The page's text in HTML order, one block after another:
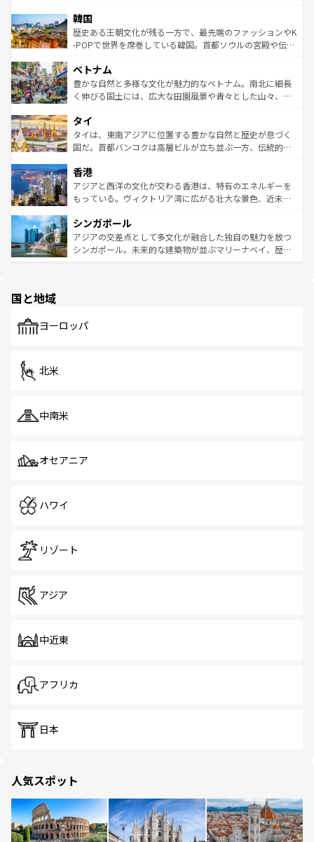
ワイを、存分に味わってほしい。 なお、新着のハワイ情報
はコンテンツ一覧を参照してほしい。
いる。アクティビティも充実しており、サーフィンやダイ
ビング、ハイキングなど、アウトドア好きにはたまらな
い。オーストラリアの多彩な魅力を存分に味わいつくそ
参照してほしい。
ン）、静ひつな山岳地帯である台湾東部など、都市の喧騒
と山間の静けさが共存しており、訪れる人に新しい発見と
驚きをもたらしてくれる。また、奥深い台湾の食文化も魅
容にもいいと評判のスイーツなど、バラエティ豊かな料理
が味わえる。 なお、新着の台湾情報は コンテンツ一覧を参
照してほしい。
韓国
歴史ある王朝文化が残る一方で、最先端のファッションやK
-POPで世界を席巻している韓国。首都ソウルの宮殿や伝統
き、地方に足を延ばせば四季折々の自然美を楽しむことが
できる。そして、キムチや焼肉、絶品のストリートフード
まで、さまざまな韓国料理が待っている。夜には、韓国な
リティに包まれながら、韓国の多彩な魅力を心ゆくまで味
わってみてほしい。 なお、新着の韓国情報はコンテンツ一
覧を参照してほしい。
ベトナム
豊かな自然と多様な文化が魅力的なベトナム。南北に細長
く伸びる国土には、広大な田園風景や青々とした山々、世
急速な発展と共に伝統が息づく。ハノイの古い町並みやホ
ーチミン市のフランス統治時代の建物も、独特の雰囲気を
醸し出している。また、バラエティの豊かさとおいしさで
とつ。フォーやバインミー、ベトナムコーヒーなどは、ぜ
ひ現地で味わいたい。どの地域を訪れてもあたたかい人々
が旅行者を迎えてくれるので、きっと忘れられない旅にな
参照してほしい。
タイ
タイは、東南アジアに位置する豊かな自然と歴史が息づく
国だ。首都バンコクは高層ビルが立ち並ぶ一方、伝統的な
の活気が交差している。北部ではチェンマイなどの山岳地
帯で自然と触れ合い、南部ではプーケットやクラビの美し
いビーチでリゾート気分を楽しむことができる。タイ料理
激する。気候は一年中温暖で、どの季節にも異なる楽しみ
が待っている。親しみやすいタイの人々、仏教を中心とし
た文化、そして多様な観光資源が、訪れる旅人を魅了し続
香港
アジアと西洋の文化が交わる香港は、特有のエネルギーを
もっている。ヴィクトリア湾に広がる壮大な景色、近未来
み、どこを訪れても感動するはず。観光スポットが密集し
ており、効率よく見どころを回れるのも魅力。息をのむよ
うな絶景から文化的な体験まで、香港を存分に楽しみ尽く
シンガポール
アジアの交差点として多文化が融合した独自の魅力を放つ
シンガポール。未来的な建築物が並ぶマリーナベイ、歴史
で、ホーカーズは地元の風情を楽しめる外せないスポット
国と地域
ヨーロッパ
北米
中南米
オセアニア
ハワイ
リゾート
アジア
中近東
アフリカ
日本
人気スポット